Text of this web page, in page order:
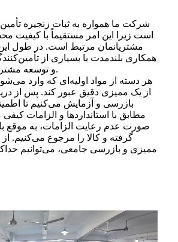
شرکت ما همواره به ثبات زنجیره
است زیرا این امر مستقیماً با کیفیت
مشتریانمان مرتبط است. در طول
همکاری بلندمدت با بسیاری از
و توسعه مشترک برقرار کرده‌ایم.
هر دسته از مواد اولیه‌ای که وارد می‌شود،
از یک ممیزی دقیق عبور کند. پس از
بازرسی و آزمایش می‌کنیم تا
مطابق با استانداردها و الزامات
صورت عدم رعایت الزامات، به موقع
گرفته و کالا را مرجوع می‌کنیم.
ممیزی و بازرسی جامعی، می‌توانیم